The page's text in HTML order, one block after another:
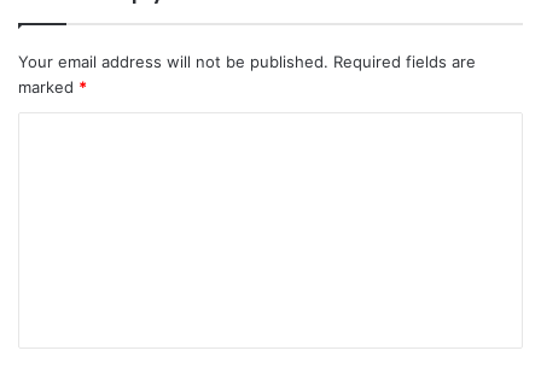
Your email address will not be published. Required fields are
marked *
t